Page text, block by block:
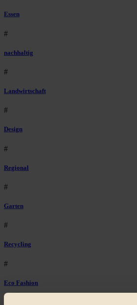
Essen
#
nachhaltig
#
Landwirtschaft
#
Design
#
Regional
#
Garten
#
Recycling
#
Eco Fashion